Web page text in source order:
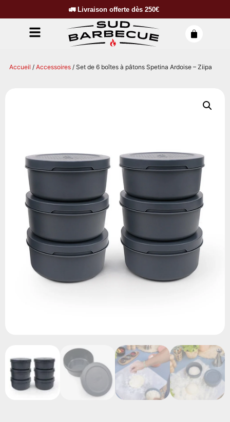
🚛 Livraison offerte dès 250€
Accueil / Accessoires / Set de 6 boîtes à pâtons Spetina Ardoise – Ziipa